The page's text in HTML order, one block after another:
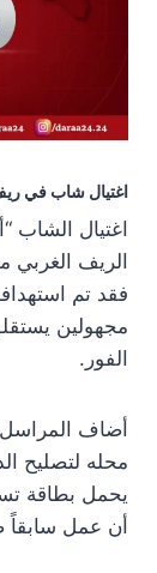
اغتيال شاب في
اغتيال الشاب
فقد تم
مجهولين
الفور.
أضاف المراسل:
محله لتصليح
أن عمل